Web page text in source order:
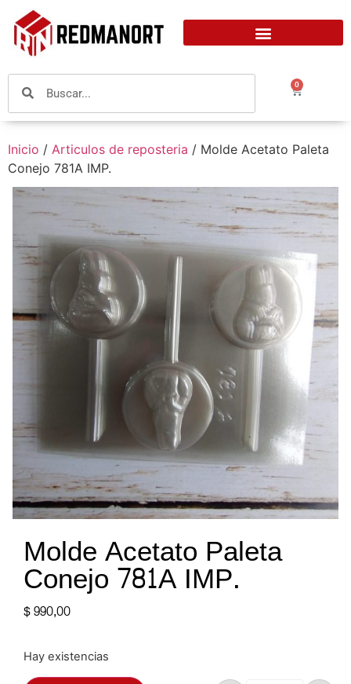
0
Inicio / Articulos de reposteria / Molde Acetato Paleta
Conejo 781A IMP.
Molde Acetato Paleta
Conejo 781A IMP.
$990,00
Hay existencias